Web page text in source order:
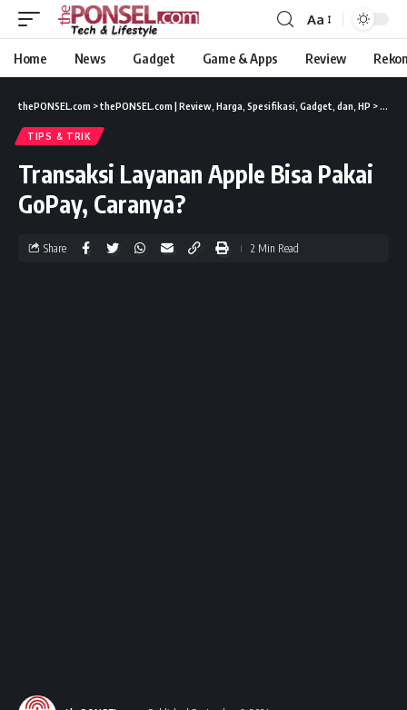
Aa
Home News Gadget Game & Apps Review
thePONSEL.com >thePONSEL.com | Review, Harga, Spesifikasi, Gadget, dan, HP > Tips
TIPS & TRIK
Transaksi Layanan Apple Bisa Pakai
GoPay, Caranya?
Share 2 Min Read